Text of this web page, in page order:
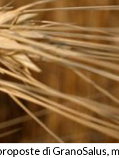
di GranoSalus,